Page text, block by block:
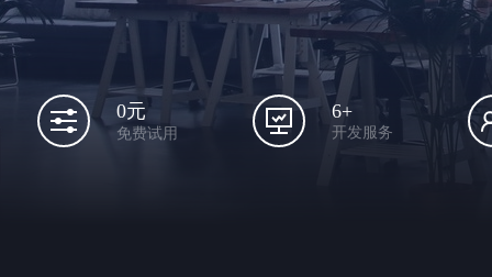
0元
免费试用
6+
开发服务